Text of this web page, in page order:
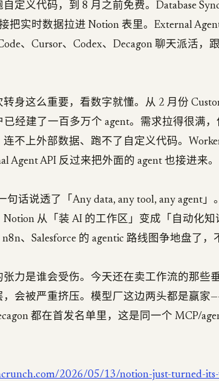
定义代码，到 8 月之前免费。Database Sync
接把实时数据拉进 Notion 表里。External
、Cursor、Codex、Decagon 聊天派活，
身这么重要，看数字就懂。从 2 月份
已经建了一百多万个 agent。需求拉得很满
连不上外部数据、跑不了自定义代码。
Agent API 反过来把外面的 agent 也接进来。
句话说透了「Any data, any tool, any agent
Notion 从「装 AI 的工作区」变成「自动化
、Salesforce 的 agentic 路线图争地盘了，
力是谁会受伤。今天还在卖工作流的那些
会被严重挤压。模型厂这边两头都是赢家
都在首发名单里，这是同一个 MCP/
2026/05/13/notion-just-turned-